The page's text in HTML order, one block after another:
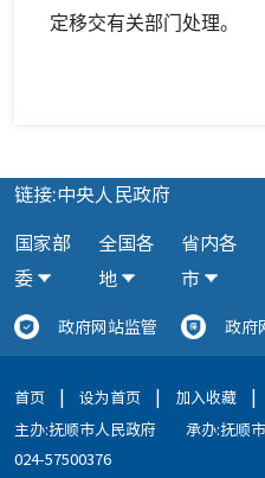
定移交有关部门处理。
链接:中央人民政府
国家部
委
全国各
地
省内各
市
政府网站监管 政府
首页 | 设为首页 | 加入收藏 |
主办:抚顺市人民政府
承办:抚顺
024-57500376